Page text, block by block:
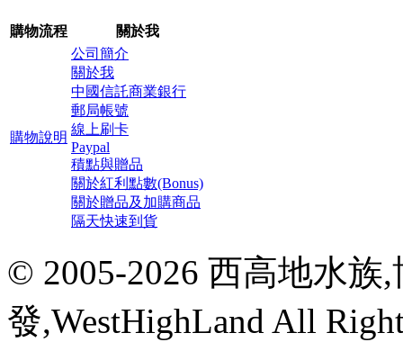
購物流程 關於我
購物說明
公司簡介
關於我
中國信託商業銀行
郵局帳號
線上刷卡
Paypal
積點與贈品
關於紅利點數(Bonus)
關於贈品及加購商品
隔天快速到貨
© 2005-2026 西高地水族
發,WestHighLand All